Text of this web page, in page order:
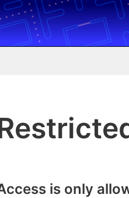
is only